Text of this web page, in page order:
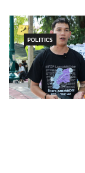
POLITICS